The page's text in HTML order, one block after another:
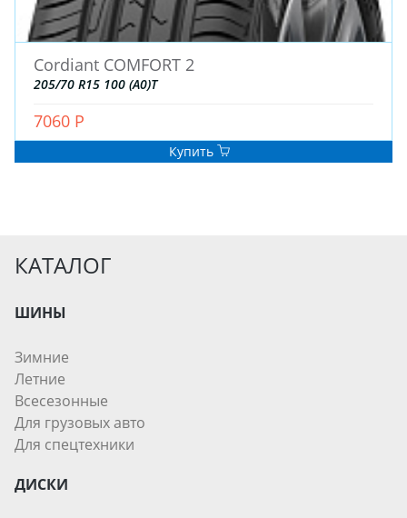
Cordiant COMFORT 2
205/70 R15 100 (A0)T
7060 Р
Купить
КАТАЛОГ
ШИНЫ
Зимние
Летние
Всесезонные
Для грузовых авто
Для спецтехники
ДИСКИ